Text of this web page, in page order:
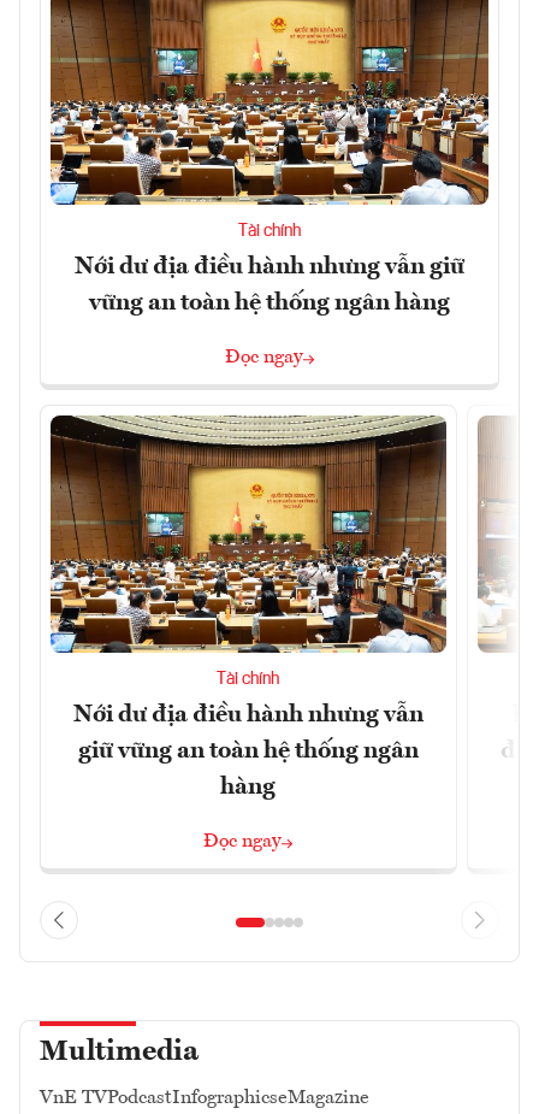
Tài chính
Nới dư địa điều hành nhưng vẫn giữ
vững an toàn hệ thống ngân hàng
Đọc ngay
Tài chính
Nới dư địa điều hành nhưng vẫn
giữ vững an toàn hệ thống ngân
hàng
Đọc ngay
Multimedia
VnE TVPodcastInfographicseMagazine